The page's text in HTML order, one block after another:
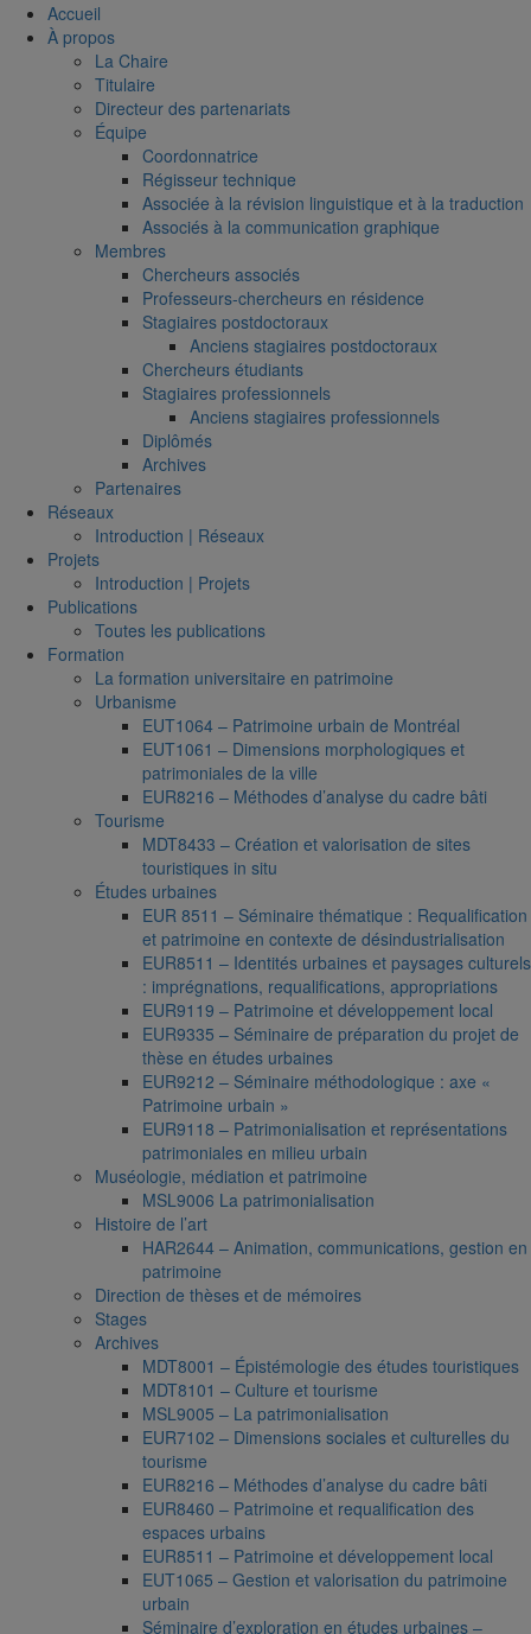
Accueil
À propos
La Chaire
Titulaire
Directeur des partenariats
Équipe
Coordonnatrice
Régisseur technique
Associée à la révision linguistique et à la traduction
Associés à la communication graphique
Membres
Chercheurs associés
Professeurs-chercheurs en résidence
Stagiaires postdoctoraux
Anciens stagiaires postdoctoraux
Chercheurs étudiants
Stagiaires professionnels
Anciens stagiaires professionnels
Diplômés
Archives
Partenaires
Réseaux
Introduction | Réseaux
Projets
Introduction | Projets
Publications
Toutes les publications
Formation
La formation universitaire en patrimoine
Urbanisme
EUT1064 – Patrimoine urbain de Montréal
EUT1061 – Dimensions morphologiques et
patrimoniales de la ville
EUR8216 – Méthodes d’analyse du cadre bâti
Tourisme
MDT8433 – Création et valorisation de sites
touristiques in situ
Études urbaines
EUR 8511 – Séminaire thématique : Requalification
et patrimoine en contexte de désindustrialisation
EUR8511 – Identités urbaines et paysages culturels
: imprégnations, requalifications, appropriations
EUR9119 – Patrimoine et développement local
EUR9335 – Séminaire de préparation du projet de
thèse en études urbaines
EUR9212 – Séminaire méthodologique : axe «
Patrimoine urbain »
EUR9118 – Patrimonialisation et représentations
patrimoniales en milieu urbain
Muséologie, médiation et patrimoine
MSL9006 La patrimonialisation
Histoire de l’art
HAR2644 – Animation, communications, gestion en
patrimoine
Direction de thèses et de mémoires
Stages
Archives
MDT8001 – Épistémologie des études touristiques
MDT8101 – Culture et tourisme
MSL9005 – La patrimonialisation
EUR7102 – Dimensions sociales et culturelles du
tourisme
EUR8216 – Méthodes d’analyse du cadre bâti
EUR8460 – Patrimoine et requalification des
espaces urbains
EUR8511 – Patrimoine et développement local
EUT1065 – Gestion et valorisation du patrimoine
urbain
Séminaire d’exploration en études urbaines –